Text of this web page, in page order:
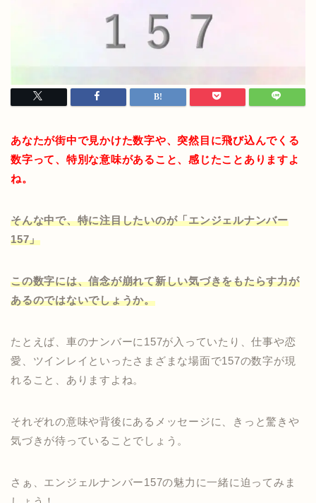
あなたが街中で見かけた数字や、突然目に飛び込んでくる
数字って、特別な意味があること、感じたことありますよ
ね。
そんな中で、特に注目したいのが「エンジェルナンバー
157」
この数字には、信念が崩れて新しい気づきをもたらす力が
あるのではないでしょうか。
たとえば、車のナンバーに157が入っていたり、仕事や恋
愛、ツインレイといったさまざまな場面で157の数字が現
れること、ありますよね。
それぞれの意味や背後にあるメッセージに、きっと驚きや
気づきが待っていることでしょう。
さぁ、エンジェルナンバー157の魅力に一緒に迫ってみま